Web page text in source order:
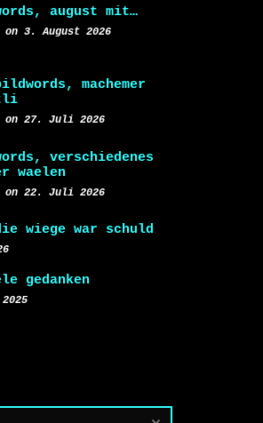
august mit…
on 3. August 2026
machemer
on 27. Juli 2026
verschiedenes
waelen
on 22. Juli 2026
wiege war schuld
gedanken